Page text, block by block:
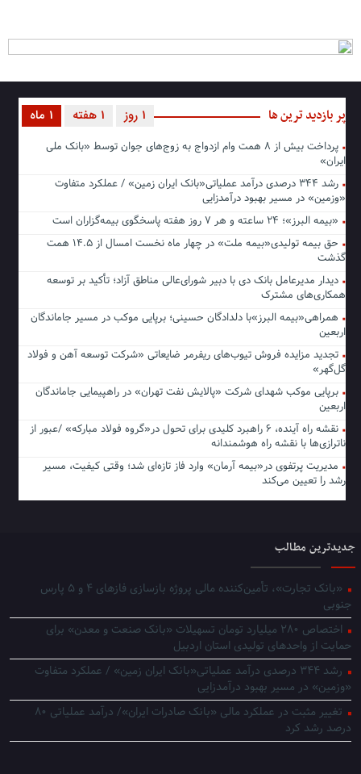
پر بازدید ترین ها 1 ماه 1 هفته 1 روز
پرداخت بیش از ۸ همت وام ازدواج به زوج‌های جوان توسط «بانک ملی
ایران»
رشد ۳۴۴ درصدی درآمد عملیاتی«بانک ایران زمین» / عملکرد متفاوت
«وزمین» در مسیر بهبود درآمدزایی
«بیمه البرز»؛ ۲۴ ساعته و هر ۷ روز هفته پاسخگوی بیمه‌گزاران است
حق بیمه تولیدی«بیمه ملت» در چهار ماه نخست امسال از ۱۴.۵ همت
گذشت
دیدار مدیرعامل بانک دی با دبیر شورای‌عالی مناطق آزاد؛ تأکید بر توسعه
همکاری‌های مشترک
همراهی«بیمه البرز»با دلدادگان حسینی؛ برپایی موکب در مسیر جاماندگان
اربعین
تجدید مزایده فروش تیوب‌های ریفرمر ضایعاتی «شرکت توسعه آهن و فولاد
گل‌گهر»
برپایی موکب شهدای شرکت «پالایش نفت تهران» در راهپیمایی جاماندگان
اربعین
نقشه راه آینده، ۶ راهبرد کلیدی برای تحول در«گروه فولاد مبارکه» /عبور از
ناترازی‌ها با نقشه راه هوشمندانه
مدیریت پرتفوی در«بیمه آرمان» وارد فاز تازه‌ای شد؛ وقتی کیفیت، مسیر
رشد را تعیین می‌کند
جدیدترین مطالب
«بانک تجارت»، تأمین‌کننده مالی پروژه بازسازی فازهای ۴ و ۵ پارس
جنوبی
اختصاص ۲۸۰ میلیارد تومان تسهیلات «بانک صنعت و معدن» برای
حمایت از واحدهای تولیدی استان اردبیل
رشد ۳۴۴ درصدی درآمد عملیاتی«بانک ایران زمین» / عملکرد متفاوت
«وزمین» در مسیر بهبود درآمدزایی
تغییر مثبت در عملکرد مالی «بانک صادرات ایران»/ درآمد عملیاتی ۸۰
درصد رشد کرد